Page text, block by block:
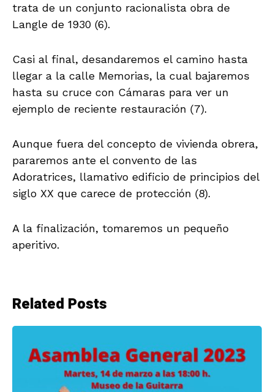
trata de un conjunto racionalista obra de
Langle de 1930 (6).
Casi al final, desandaremos el camino hasta
llegar a la calle Memorias, la cual bajaremos
hasta su cruce con Cámaras para ver un
ejemplo de reciente restauración (7).
Aunque fuera del concepto de vivienda obrera,
pararemos ante el convento de las
Adoratrices, llamativo edificio de principios del
siglo XX que carece de protección (8).
A la finalización, tomaremos un pequeño
aperitivo.
Related Posts